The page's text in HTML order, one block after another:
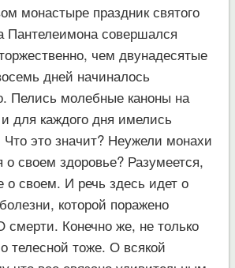
монастыре праздник святого
Пантелеимона совершался
чем двунадесятые
дней начиналось
Пелись молебные каноны на
для каждого дня имелись
это значит? Неужели монахи
о своем здоровье? Разумеется,
о своем. И речь здесь идет о
которой поражено
смерти. Конечно же, не только
телесной тоже. О всякой